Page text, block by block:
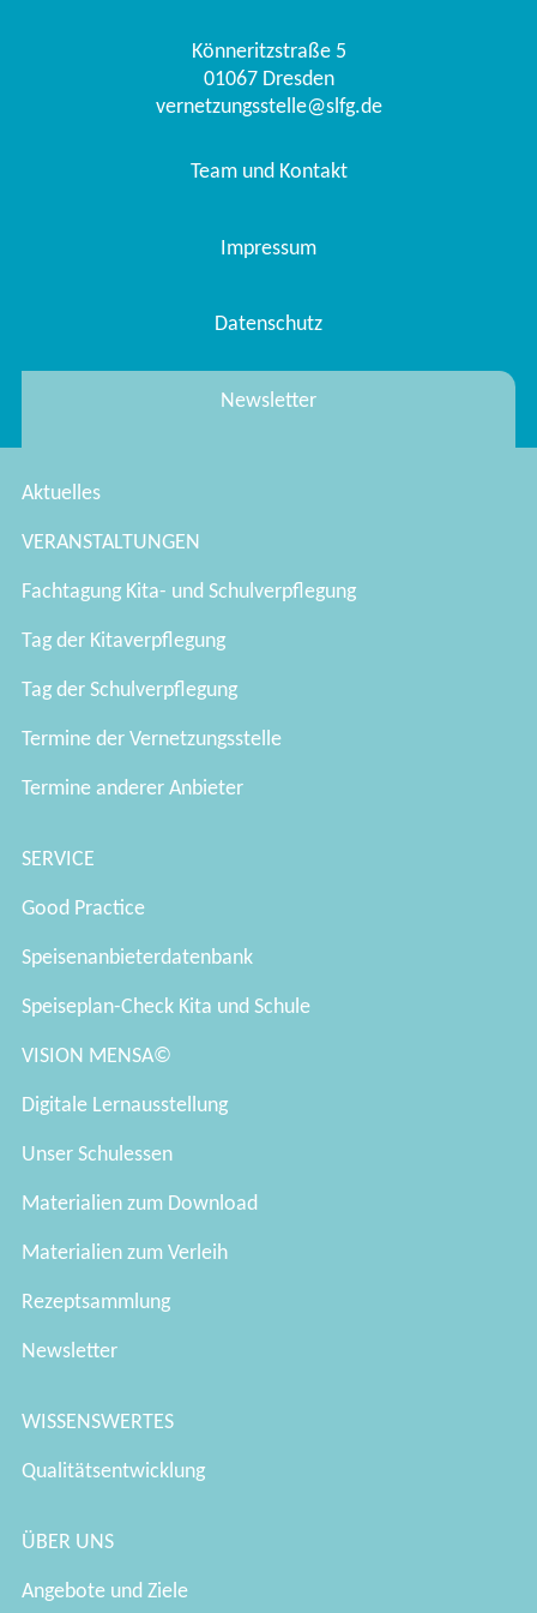
Könneritzstraße 5
01067 Dresden
vernetzungsstelle@slfg.de
Team und Kontakt
Impressum
Datenschutz
Newsletter
Aktuelles
VERANSTALTUNGEN
Fachtagung Kita- und Schulverpflegung
Tag der Kitaverpflegung
Tag der Schulverpflegung
Termine der Vernetzungsstelle
Termine anderer Anbieter
SERVICE
Good Practice
Speisenanbieterdatenbank
Speiseplan-Check Kita und Schule
VISION MENSA©
Digitale Lernausstellung
Unser Schulessen
Materialien zum Download
Materialien zum Verleih
Rezeptsammlung
Newsletter
WISSENSWERTES
Qualitätsentwicklung
ÜBER UNS
Angebote und Ziele